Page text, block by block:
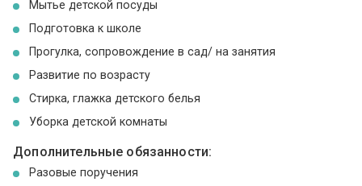
Мытье детской посуды
Подготовка к школе
Прогулка, сопровождение в сад/ на занятия
Развитие по возрасту
Стирка, глажка детского белья
Уборка детской комнаты
Дополнительные обязанности:
Разовые поручения